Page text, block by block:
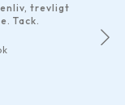
trevligt
Tack.